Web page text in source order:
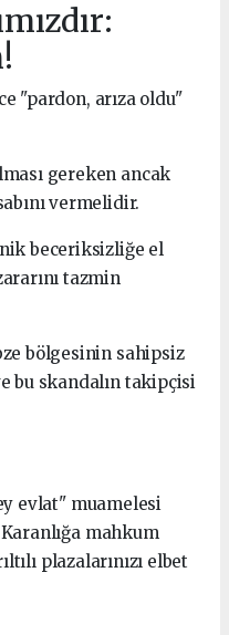
"pardon, arıza oldu"
gereken ancak
vermelidir.
beceriksizliğe el
tazmin
bölgesinin sahipsiz
bu skandalın takipçisi
evlat" muamelesi
mahkum
plazalarınızı elbet